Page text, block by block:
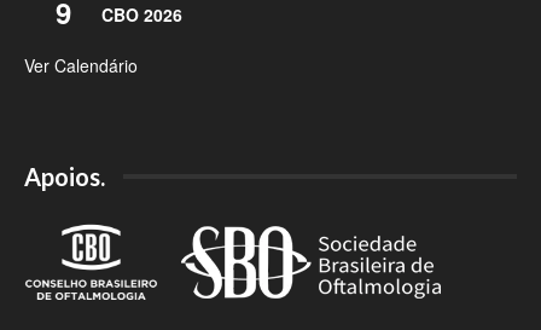
9 CBO 2026
Ver Calendário
Apoios.